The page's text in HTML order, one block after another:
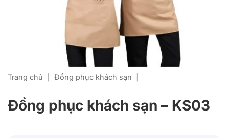
Trang chủ Đồng phục khách sạn
Đồng phục khách sạn – KS03